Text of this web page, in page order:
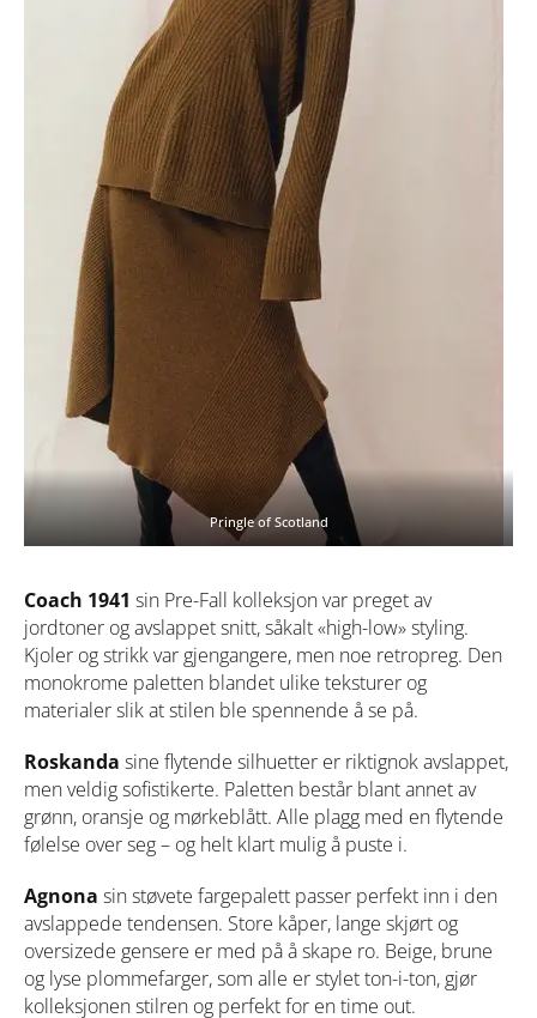
Pringle of Scotland
Coach 1941 sin Pre-Fall kolleksjon var preget av
jordtoner og avslappet snitt, såkalt «high-low» styling.
Kjoler og strikk var gjengangere, men noe retropreg. Den
monokrome paletten blandet ulike teksturer og
materialer slik at stilen ble spennende å se på.
Roskanda sine flytende silhuetter er riktignok avslappet,
men veldig sofistikerte. Paletten består blant annet av
grønn, oransje og mørkeblått. Alle plagg med en flytende
følelse over seg – og helt klart mulig å puste i.
Agnona sin støvete fargepalett passer perfekt inn i den
avslappede tendensen. Store kåper, lange skjørt og
oversizede gensere er med på å skape ro. Beige, brune
og lyse plommefarger, som alle er stylet ton-i-ton, gjør
kolleksjonen stilren og perfekt for en time out.